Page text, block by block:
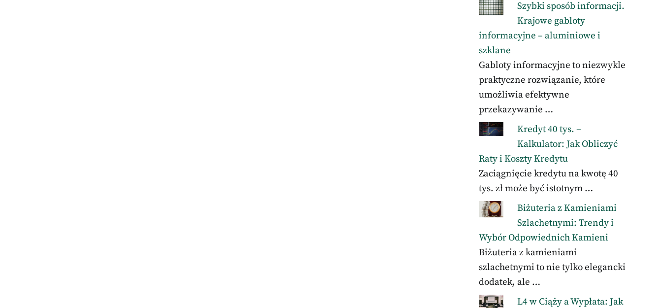
Szybki sposób informacji.
Krajowe gabloty
informacyjne – aluminiowe i
szklane
Gabloty informacyjne to niezwykle
praktyczne rozwiązanie, które
umożliwia efektywne
przekazywanie …
Kredyt 40 tys. –
Kalkulator: Jak Obliczyć
Raty i Koszty Kredytu
Zaciągnięcie kredytu na kwotę 40
tys. zł może być istotnym …
Biżuteria z Kamieniami
Szlachetnymi: Trendy i
Wybór Odpowiednich Kamieni
Biżuteria z kamieniami
szlachetnymi to nie tylko elegancki
dodatek, ale …
L4 w Ciąży a Wypłata: Jak